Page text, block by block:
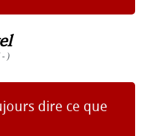
- )
dire ce que